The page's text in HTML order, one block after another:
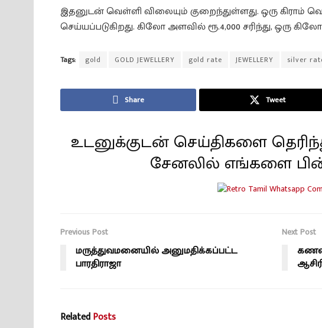
இதனுடன் வெள்ளி விலையும் குறைந்துள்ளது. ஒரு கிராம்
செய்யப்படுகிறது. கிலோ அளவில் ரூ.4,000 சரிந்து, ஒரு கிலோ
Tags: gold GOLD JEWELLERY gold rate JEWELLERY silver
Share Tweet
உடனுக்குடன் செய்திகளை
சேனலில் எங்களை
Previous Post
மருத்துவமனையில் அனுமதிக்கப்பட்ட
பாரதிராஜா
Next Post
RelatedPosts